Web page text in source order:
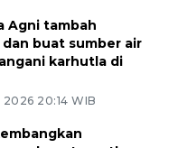
Agni tambah
buat sumber air
karhutla di
20:14 WIB